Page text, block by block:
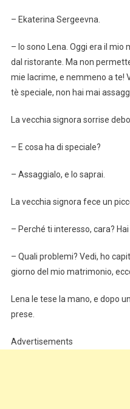
– Ekaterina Sergeevna.
– Io sono Lena. Oggi era il
dal ristorante. Ma non
mie lacrime, e nemmeno a te!
tè speciale, non hai mai
La vecchia signora sorrise
– E cosa ha di speciale?
– Assaggialo, e lo saprai.
La vecchia signora fece un
– Perché ti interesso, cara?
– Quali problemi? Vedi, ho
giorno del mio matrimonio,
Lena le tese la mano, e dopo
prese.
Advertisements